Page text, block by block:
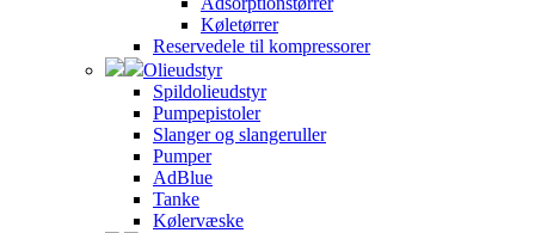
Køletørrer
Reservedele til kompressorer
Olieudstyr
Spildolieudstyr
Pumpepistoler
Slanger og slangeruller
Pumper
AdBlue
Tanke
Kølervæske